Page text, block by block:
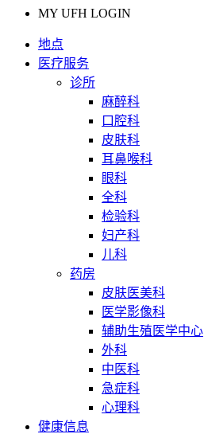
MY UFH LOGIN
地点
医疗服务
诊所
麻醉科
口腔科
皮肤科
耳鼻喉科
眼科
全科
检验科
妇产科
儿科
药房
皮肤医美科
医学影像科
辅助生殖医学中心
外科
中医科
急症科
心理科
健康信息